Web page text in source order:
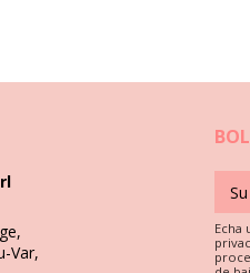
de que tus aretes,
agua es salada o el cloro
Var,
Echa